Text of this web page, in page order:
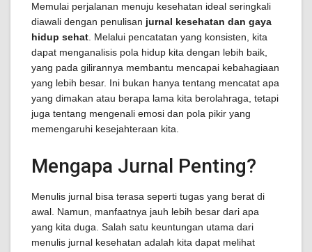
Memulai perjalanan menuju kesehatan ideal seringkali
diawali dengan penulisan jurnal kesehatan dan gaya
hidup sehat . Melalui pencatatan yang konsisten, kita
dapat menganalisis pola hidup kita dengan lebih baik,
yang pada gilirannya membantu mencapai kebahagiaan
yang lebih besar. Ini bukan hanya tentang mencatat apa
yang dimakan atau berapa lama kita berolahraga, tetapi
juga tentang mengenali emosi dan pola pikir yang
memengaruhi kesejahteraan kita.
Mengapa Jurnal Penting?
Menulis jurnal bisa terasa seperti tugas yang berat di
awal. Namun, manfaatnya jauh lebih besar dari apa
yang kita duga. Salah satu keuntungan utama dari
menulis jurnal kesehatan adalah kita dapat melihat